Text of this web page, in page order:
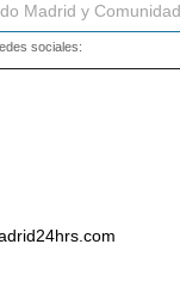
Madrid y Comunidad.
sociales: